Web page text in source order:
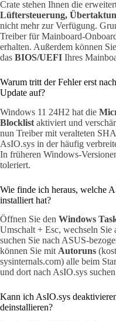
Crate stehen Ihnen die
Lüftersteuerung,
nicht mehr zur Verfügung.
Treiber für Mainboard-
erhalten. Außerdem können
das BIOS/UEFI Ihres
Warum tritt der Fehler erst
Update auf?
Windows 11 24H2 hat die
Blocklist aktiviert und
nun Treiber mit veralteten
AsIO.sys in der häufig
In früheren Windows-
toleriert.
Wie finde ich heraus, welche
installiert hat?
Öffnen Sie den Windows
Umschalt + Esc, wechseln Sie
suchen Sie nach ASUS-
können Sie mitAutoruns
sysinternals.com) alle beim
und dort nach AsIO.sys
Kann ich AsIO.sys
deinstallieren?